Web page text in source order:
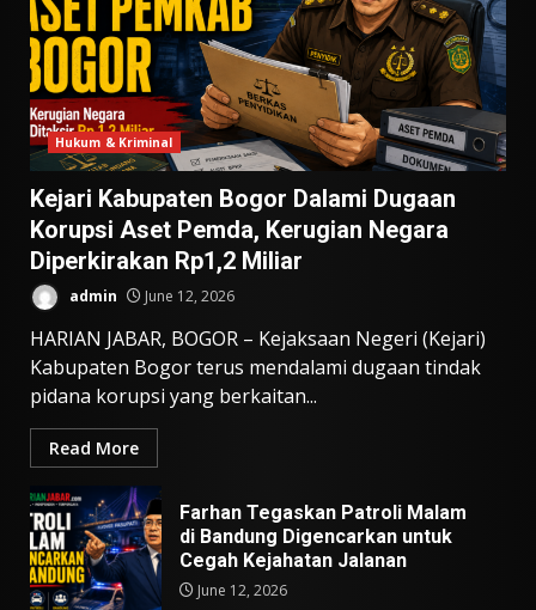
Hukum & Kriminal
Kejari Kabupaten Bogor Dalami Dugaan
Korupsi Aset Pemda, Kerugian Negara
Diperkirakan Rp1,2 Miliar
admin June 12, 2026
HARIAN JABAR, BOGOR – Kejaksaan Negeri (Kejari)
Kabupaten Bogor terus mendalami dugaan tindak
pidana korupsi yang berkaitan...
Read More
Farhan Tegaskan Patroli Malam
di Bandung Digencarkan untuk
Cegah Kejahatan Jalanan
June 12, 2026